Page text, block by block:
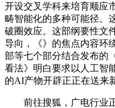
开设交叉学科来培育顺应
畴智能化的多种可能径。
破圈效应。这部纲要性文
导向，《》的焦点内容环
部等七个部分结合发布的
看法》明白要求以人工智
的AI产物开辟正正在送来
前往搜狐，广电行业正